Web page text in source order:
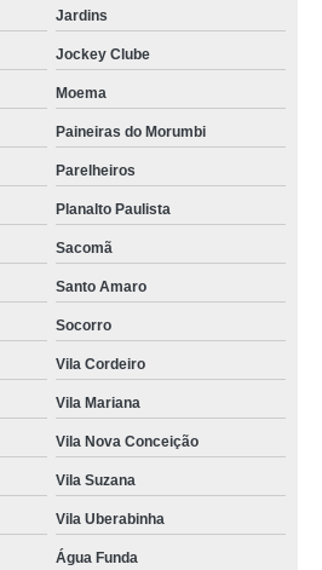
Jardins
Jockey Clube
Moema
Paineiras do Morumbi
Parelheiros
Planalto Paulista
Sacomã
Santo Amaro
Socorro
Vila Cordeiro
Vila Mariana
Vila Nova Conceição
Vila Suzana
Vila Uberabinha
Água Funda